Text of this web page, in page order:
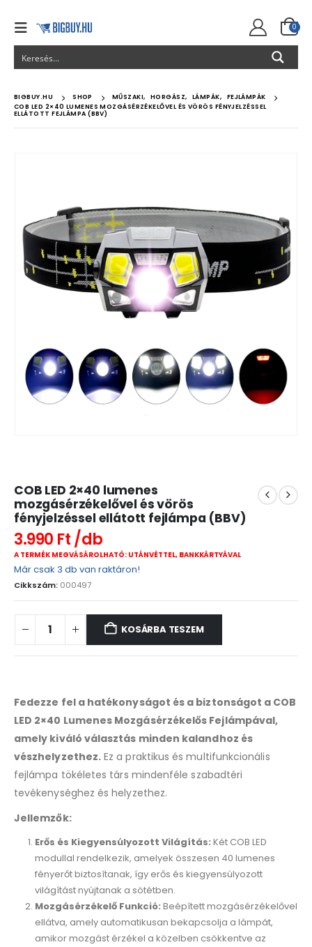
0
BIGBUY.HU SHOP MŰSZAKI, HORGÁSZ, LÁMPÁK,
FEJLÁMPÁK
COB LED 2×40 LUMENES MOZGÁSÉRZÉKELŐVEL ÉS VÖRÖS FÉNYJELZÉSSEL
ELLÁTOTT FEJLÁMPA (BBV)
COB LED 2×40 lumenes
mozgásérzékelővel és vörös
fényjelzéssel ellátott fejlámpa (BBV)
3.990 Ft
A TERMÉK MEGVÁSÁROLHATÓ: UTÁNVÉTTEL, BANKKÁRTYÁVAL
Már csak 3 db van raktáron!
Cikkszám: 000497
KOSÁRBA TESZEM
Fedezze fel a hatékonyságot és a biztonságot a COB
LED 2×40 Lumenes Mozgásérzékelős Fejlámpával,
amely kiváló választás minden kalandhoz és
vészhelyzethez. Ez a praktikus és multifunkcionális
fejlámpa tökéletes társ mindenféle szabadtéri
tevékenységhez és helyzethez.
Jellemzők:
Erős és Kiegyensúlyozott Világítás: Két COB LED
modullal rendelkezik, amelyek összesen 40 lumenes
fényerőt biztosítanak, így erős és kiegyensúlyozott
világítást nyújtanak a sötétben.
Mozgásérzékelő Funkció: Beépített mozgásérzékelővel
ellátva, amely automatikusan bekapcsolja a lámpát,
amikor mozgást érzékel a közelben csökkentve az